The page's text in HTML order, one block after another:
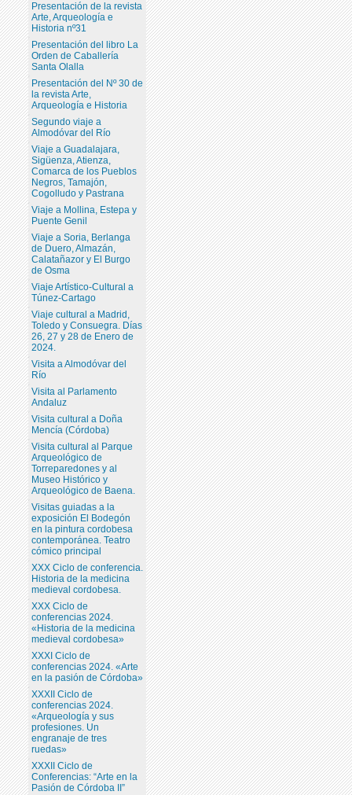
Presentación de la revista
Arte, Arqueología e
Historia nº31
Presentación del libro La
Orden de Caballería
Santa Olalla
Presentación del Nº 30 de
la revista Arte,
Arqueología e Historia
Segundo viaje a
Almodóvar del Río
Viaje a Guadalajara,
Sigüenza, Atienza,
Comarca de los Pueblos
Negros, Tamajón,
Cogolludo y Pastrana
Viaje a Mollina, Estepa y
Puente Genil
Viaje a Soria, Berlanga
de Duero, Almazán,
Calatañazor y El Burgo
de Osma
Viaje Artístico-Cultural a
Túnez-Cartago
Viaje cultural a Madrid,
Toledo y Consuegra. Días
26, 27 y 28 de Enero de
2024.
Visita a Almodóvar del
Río
Visita al Parlamento
Andaluz
Visita cultural a Doña
Mencía (Córdoba)
Visita cultural al Parque
Arqueológico de
Torreparedones y al
Museo Histórico y
Arqueológico de Baena.
Visitas guiadas a la
exposición El Bodegón
en la pintura cordobesa
contemporánea. Teatro
cómico principal
XXX Ciclo de conferencia.
Historia de la medicina
medieval cordobesa.
XXX Ciclo de
conferencias 2024.
«Historia de la medicina
medieval cordobesa»
XXXI Ciclo de
conferencias 2024. «Arte
en la pasión de Córdoba»
XXXII Ciclo de
conferencias 2024.
«Arqueología y sus
profesiones. Un
engranaje de tres
ruedas»
XXXII Ciclo de
Conferencias: “Arte en la
Pasión de Córdoba II”